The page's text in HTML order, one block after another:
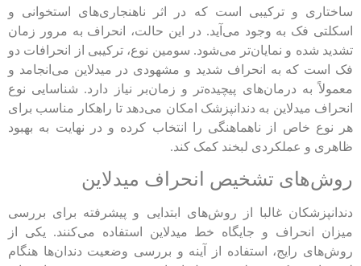
ساختاری و ترکیبی است که در اثر ناهنجاری‌های استخوانی و
اسکلتی فک به وجود می‌آید. در این حالت، انحراف به مرور زمان
تشدید شده و نمایان‌تر می‌شود. سومین نوع، ترکیبی از انحرافات دو
فک است که به انحراف شدید و مشهودی در میدلاین می‌انجامد و
معمولاً به درمان‌های پیچیده‌تر و زمان‌بر نیاز دارد. شناسایی نوع
انحراف میدلاین به دندانپزشک امکان می‌دهد تا راهکار مناسب برای
هر نوع خاص از ناهماهنگی را انتخاب کرده و در نهایت به بهبود
ظاهری و عملکردی لبخند کمک کند.
روش‌های تشخیص انحراف میدلاین
دندانپزشکان غالبا از روش‌های ابتدایی و پیشرفته برای بررسی
میزان انحراف و جایگاه خط میدلاین استفاده می‌کنند. یکی از
روش‌های رایج، استفاده از آینه و بررسی وضعیت دندان‌ها هنگام